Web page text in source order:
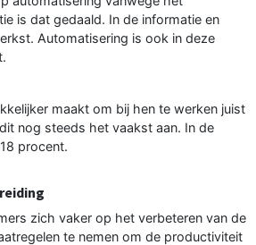
is dat gedaald. In de informatie en
Automatisering is ook in deze
maakt om bij hen te werken juist
nog steeds het vaakst aan. In de
procent.
zich vaker op het verbeteren van de
te nemen om de productiviteit